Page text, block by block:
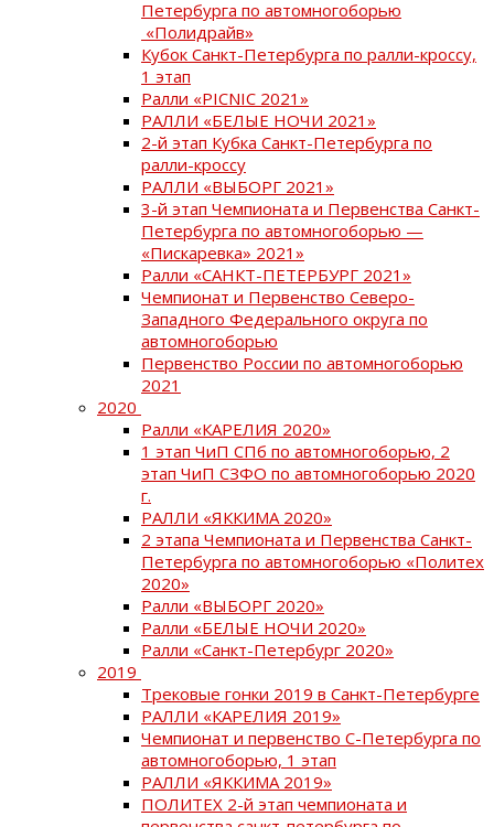
Петербурга по автомногоборью
«Полидрайв»
Кубок Санкт-Петербурга по ралли-кроссу,
1 этап
Ралли «PICNIC 2021»
РАЛЛИ «БЕЛЫЕ НОЧИ 2021»
2-й этап Кубка Санкт-Петербурга по
ралли-кроссу
РАЛЛИ «ВЫБОРГ 2021»
3-й этап Чемпионата и Первенства Санкт-
Петербурга по автомногоборью —
«Пискаревка» 2021»
Ралли «САНКТ-ПЕТЕРБУРГ 2021»
Чемпионат и Первенство Северо-
Западного Федерального округа по
автомногоборью
Первенство России по автомногоборью
2021
2020
Ралли «КАРЕЛИЯ 2020»
1 этап ЧиП СПб по автомногоборью, 2
этап ЧиП СЗФО по автомногоборью 2020
г.
РАЛЛИ «ЯККИМА 2020»
2 этапа Чемпионата и Первенства Санкт-
Петербурга по автомногоборью «Политех
2020»
Ралли «ВЫБОРГ 2020»
Ралли «БЕЛЫЕ НОЧИ 2020»
Ралли «Санкт-Петербург 2020»
2019
Трековые гонки 2019 в Санкт-Петербурге
РАЛЛИ «КАРЕЛИЯ 2019»
Чемпионат и первенство С-Петербурга по
автомногоборью, 1 этап
РАЛЛИ «ЯККИМА 2019»
ПОЛИТЕХ 2-й этап чемпионата и